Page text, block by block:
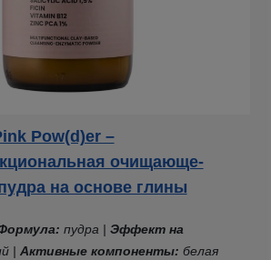
Pow(d)er –
очищающе-
на основе глины
пудра | Эффект на
| Активные компоненты: белая